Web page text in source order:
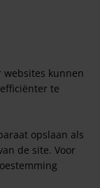
websites kunnen
te
opslaan als
de site. Voor